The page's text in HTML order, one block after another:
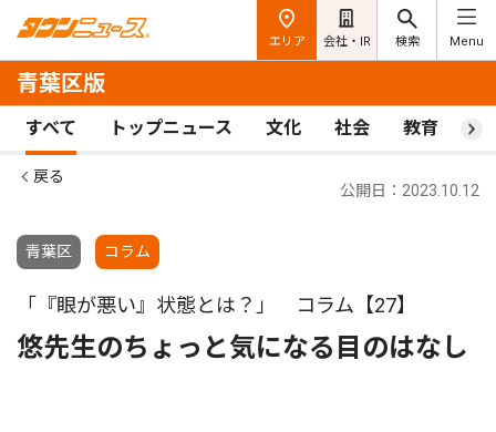
エリア 会社・IR 検索 Menu
青葉区版
すべて トップニュース 文化 社会 教育 ス
戻る
青葉区 コラム
公開日：2023.10.12
「『眼が悪い』状態とは？」 コラム【27】
悠先生のちょっと気になる目のはなし